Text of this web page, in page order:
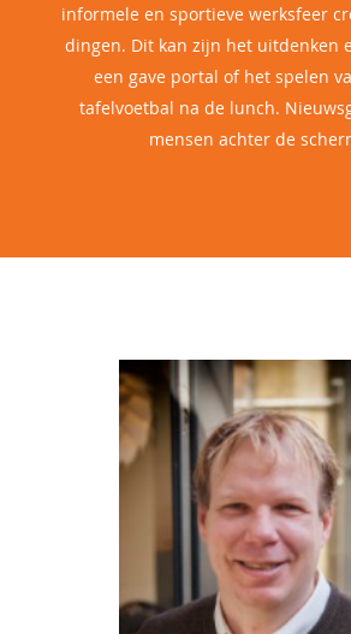
informele en sportieve werksfeer
dingen. Dit kan zijn het uitdenken
een gave portal of het spelen
tafelvoetbal na de lunch.
mensen achter de